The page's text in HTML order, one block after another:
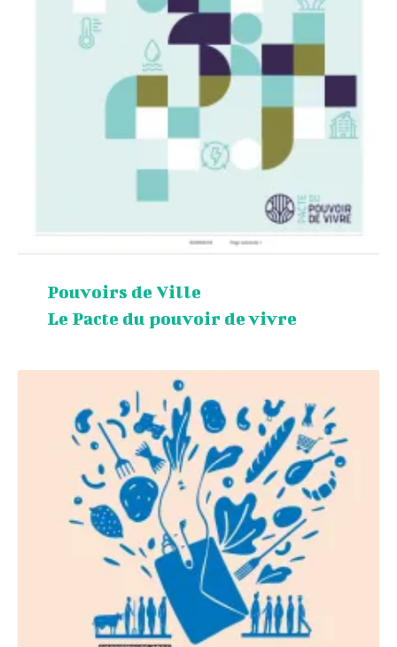
Pouvoirs de Ville
Le Pacte du pouvoir de vivre